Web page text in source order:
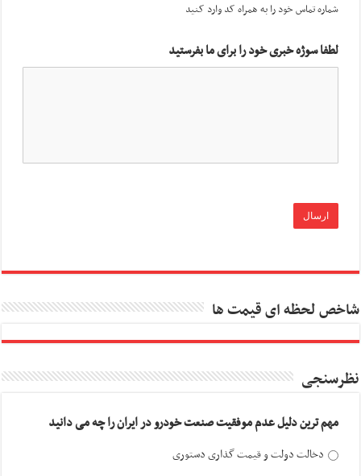
شماره تماس خود را به همراه کد وارد کنید
لطفا سوژه خبری خود را برای ما بفرستید
شاخص لحظه ای قیمت ها
نظرسنجی
مهم ترین دلیل عدم موفقیت صنعت خودرو در ایران را چه می دانید
دخالت دولت و قیمت گذاری دستوری